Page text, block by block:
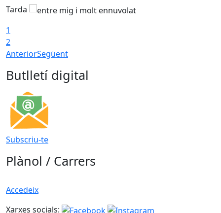
Tarda
1
2
AnteriorSegüent
Butlletí digital
Subscriu-te
Plànol / Carrers
Accedeix
Xarxes socials: